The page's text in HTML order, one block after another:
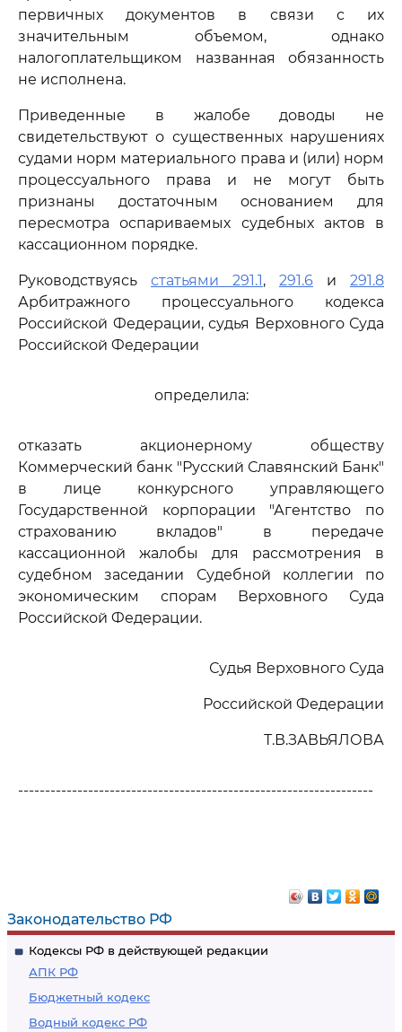
Законодательство РФ
Кодексы РФ в действующей редакции
АПК РФ
Бюджетный кодекс
Водный кодекс РФ
первичных документов в связи с их
значительным объемом, однако
налогоплательщиком названная обязанность
не исполнена.
Приведенные в жалобе доводы не
свидетельствуют о существенных нарушениях
судами норм материального права и (или) норм
процессуального права и не могут быть
признаны достаточным основанием для
пересмотра оспариваемых судебных актов в
кассационном порядке.
Руководствуясь статьями 291.1, 291.6 и 291.8
Арбитражного процессуального кодекса
Российской Федерации, судья Верховного Суда
Российской Федерации
определила:
отказать акционерному обществу
Коммерческий банк "Русский Славянский Банк"
в лице конкурсного управляющего
Государственной корпорации "Агентство по
страхованию вкладов" в передаче
кассационной жалобы для рассмотрения в
судебном заседании Судебной коллегии по
экономическим спорам Верховного Суда
Российской Федерации.
Судья Верховного Суда
Российской Федерации
Т.В.ЗАВЬЯЛОВА
------------------------------------------------------------------